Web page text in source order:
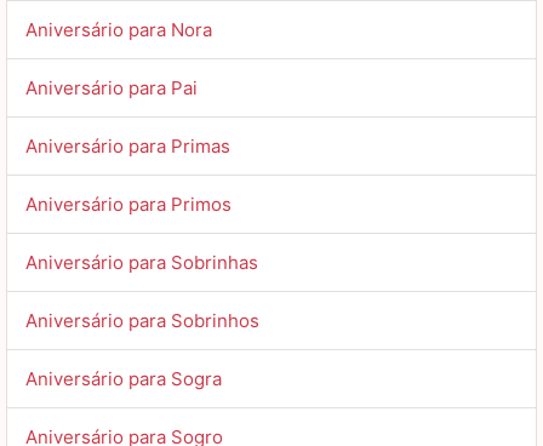
Aniversário para Nora
Aniversário para Pai
Aniversário para Primas
Aniversário para Primos
Aniversário para Sobrinhas
Aniversário para Sobrinhos
Aniversário para Sogra
Aniversário para Sogro